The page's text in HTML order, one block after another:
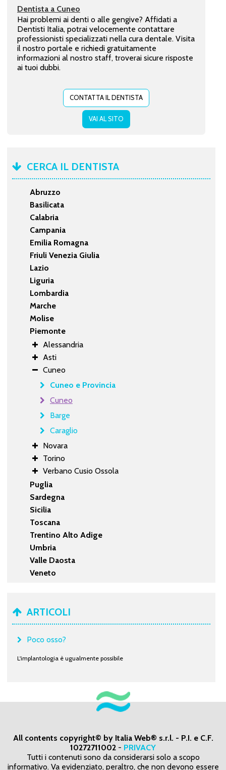
Dentista a Cuneo
Hai problemi ai denti o alle gengive? Affidati a
Dentisti Italia, potrai velocemente contattare
professionisti specializzati nella cura dentale. Visita
il nostro portale e richiedi gratuitamente
informazioni al nostro staff, troverai sicure risposte
ai tuoi dubbi.
CONTATTA IL DENTISTA
VAI AL SITO
CERCA IL DENTISTA
Abruzzo
Basilicata
Calabria
Campania
Emilia Romagna
Friuli Venezia Giulia
Lazio
Liguria
Lombardia
Marche
Molise
Piemonte
Alessandria
Asti
Cuneo
Cuneo e Provincia
Cuneo
Barge
Caraglio
Novara
Torino
Verbano Cusio Ossola
Puglia
Sardegna
Sicilia
Toscana
Trentino Alto Adige
Umbria
Valle Daosta
Veneto
ARTICOLI
Poco osso?
L'implantologia è ugualmente possibile
All contents copyright© by Italia Web® s.r.l. - P.I. e C.F.
10272711002 - PRIVACY
Tutti i contenuti sono da considerarsi solo a scopo
informativo. Va evidenziato, peraltro, che non devono essere